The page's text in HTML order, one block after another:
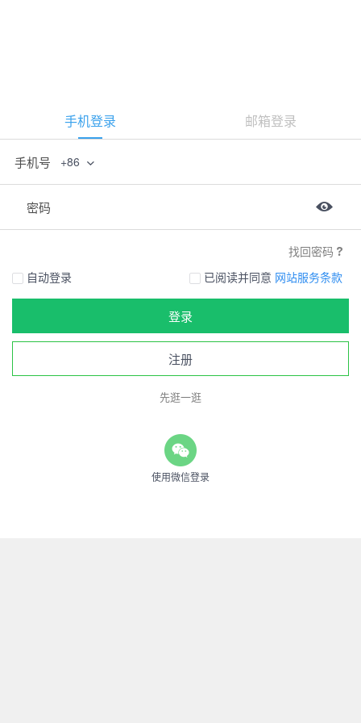
手机登录 邮箱登录
手机号 +86
密码
找回密码
自动登录
已阅读并同意 网站服务条款
登录
注册
先逛一逛
使用微信登录